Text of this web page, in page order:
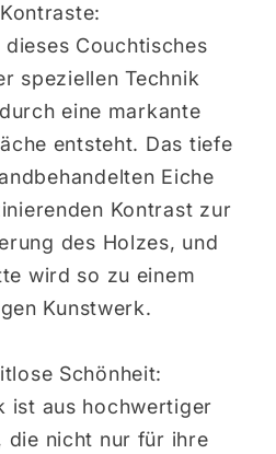
Couchtisches
speziellen Technik
eine markante
entsteht. Das tiefe
Eiche
Kontrast zur
des Holzes, und
wird so zu einem
Kunstwerk.
Schönheit:
ist aus hochwertiger
die nicht nur für ihre